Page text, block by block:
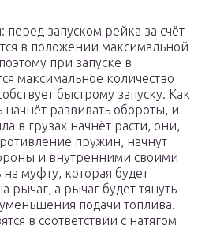
перед запуском рейка за счёт
в положении максимальной
при запуске в
максимальное количество
быстрому запуску. Как
начнёт развивать обороты, и
в грузах начнёт расти, они,
пружин, начнут
и внутренними своими
муфту, которая будет
рычаг, а рычаг будет тянуть
подачи топлива.
в соответствии с натягом